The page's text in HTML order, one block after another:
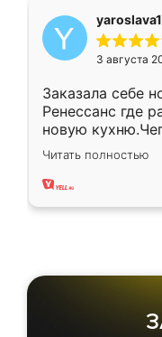
3 августа
Заказала себе
Ренессанс где
новую
вполне
два года,
Читать полностью